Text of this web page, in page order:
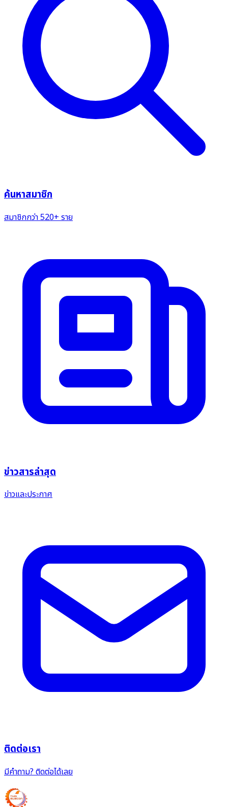
ค้นหาสมาชิก
สมาชิกกว่า 520+ ราย
ข่าวสารล่าสุด
ข่าวและประกาศ
ติดต่อเรา
มีคำถาม? ติดต่อได้เลย